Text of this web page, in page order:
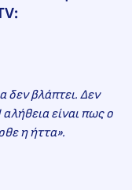
δεν βλάπτει. Δεν
είναι πως ο
η ήττα».